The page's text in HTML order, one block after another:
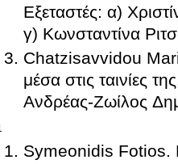
Εξεταστές: α) Χριστίνα Αδάμου,
γ) Κωνσταντίνα
Chatzisavvidou
μέσα στις ταινίες
Ανδρέας-Ζωίλος
Symeonidis Fotios.